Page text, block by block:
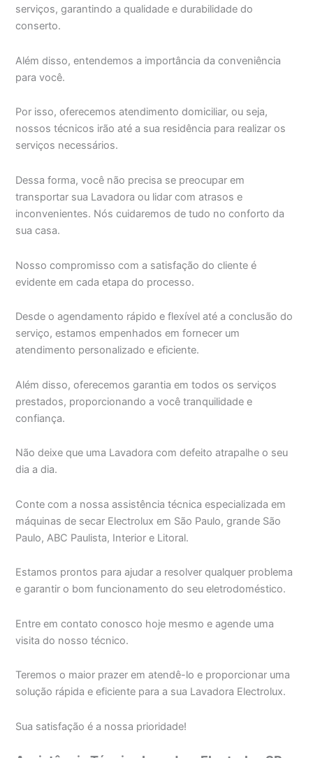
serviços, garantindo a qualidade e durabilidade do
conserto.
Além disso, entendemos a importância da conveniência
para você.
Por isso, oferecemos atendimento domiciliar, ou seja,
nossos técnicos irão até a sua residência para realizar os
serviços necessários.
Dessa forma, você não precisa se preocupar em
transportar sua Lavadora ou lidar com atrasos e
inconvenientes. Nós cuidaremos de tudo no conforto da
sua casa.
Nosso compromisso com a satisfação do cliente é
evidente em cada etapa do processo.
Desde o agendamento rápido e flexível até a conclusão do
serviço, estamos empenhados em fornecer um
atendimento personalizado e eficiente.
Além disso, oferecemos garantia em todos os serviços
prestados, proporcionando a você tranquilidade e
confiança.
Não deixe que uma Lavadora com defeito atrapalhe o seu
dia a dia.
Conte com a nossa assistência técnica especializada em
máquinas de secar Electrolux em São Paulo, grande São
Paulo, ABC Paulista, Interior e Litoral.
Estamos prontos para ajudar a resolver qualquer problema
e garantir o bom funcionamento do seu eletrodoméstico.
Entre em contato conosco hoje mesmo e agende uma
visita do nosso técnico.
Teremos o maior prazer em atendê-lo e proporcionar uma
solução rápida e eficiente para a sua Lavadora Electrolux.
Sua satisfação é a nossa prioridade!